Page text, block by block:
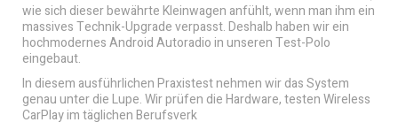
wie sich dieser bewährte Kleinwagen anfühlt, wenn man ihm ein
massives Technik-Upgrade verpasst. Deshalb haben wir ein
hochmodernes Android Autoradio in unseren Test-Polo
eingebaut.
In diesem ausführlichen Praxistest nehmen wir das System
genau unter die Lupe. Wir prüfen die Hardware, testen Wireless
CarPlay im täglichen Berufsverk